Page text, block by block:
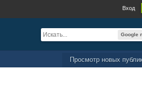
Вход
Google
Просмотр новых